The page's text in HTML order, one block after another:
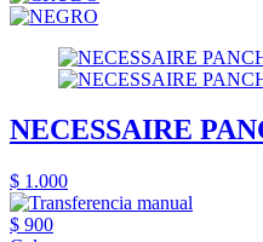
NECESSAIRE
$ 1.000
$ 900